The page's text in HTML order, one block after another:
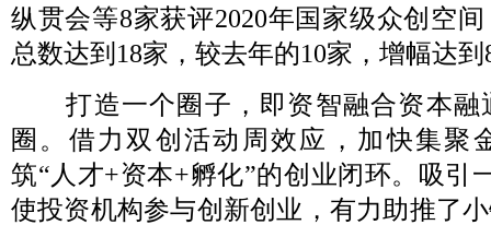
纵贯会等8家获评2020年国家级众创空
总数达到18家，较去年的10家，增幅达到
打造一个圈子，即资智融合资本融
圈。借力双创活动周效应，加快集聚
筑“人才+资本+孵化”的创业闭环。吸引
使投资机构参与创新创业，有力助推了